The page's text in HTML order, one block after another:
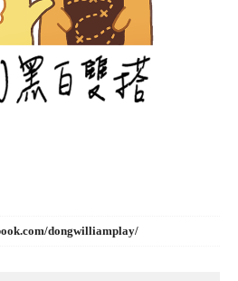
dongwilliamplay/